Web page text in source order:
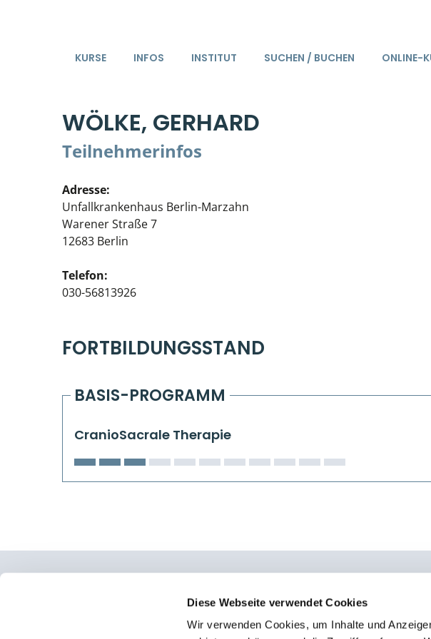
Diese Webseite verwendet Cookies
Wir verwenden Cookies, um Inhalte und
KURSE INFOS INSTITUT SUCHEN / BUCHEN ONLINE-
WÖLKE, GERHARD
Teilnehmerinfos
Adresse:
Unfallkrankenhaus Berlin-Marzahn
Warener Straße 7
12683 Berlin
Telefon:
030-56813926
FORTBILDUNGSSTAND
BASIS-PROGRAMM
CranioSacrale Therapie
Konrad-Adenauer-Straße 6
0451 - 4 79